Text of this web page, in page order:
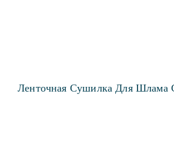
Ленточная Сушилка Для Шлама